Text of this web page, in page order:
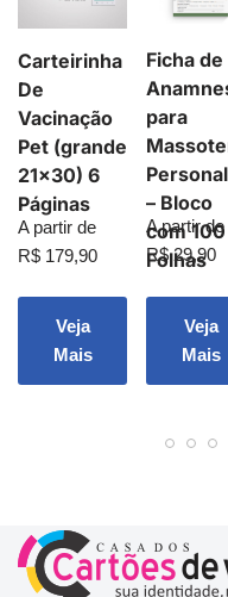
Carteirinha
De
Vacinação
Pet (grande
21×30) 6
Páginas
A partir de
R$ 179,90
Veja
Mais
Ficha de
para
– Bloco
com 100
Folhas
A partir de
R$29,90
Veja
Mais